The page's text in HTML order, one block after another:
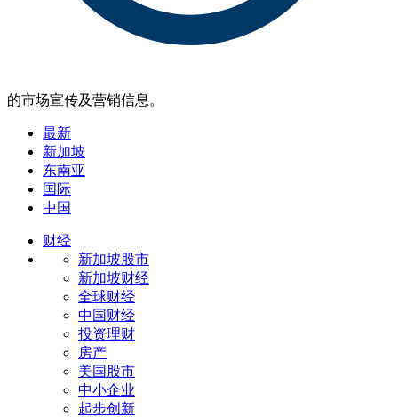
的市场宣传及营销信息。
最新
新加坡
东南亚
国际
中国
财经
新加坡股市
新加坡财经
全球财经
中国财经
投资理财
房产
美国股市
中小企业
起步创新